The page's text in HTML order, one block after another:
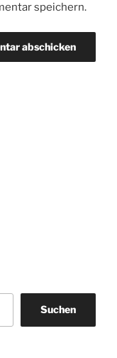
speichern.
Suchen